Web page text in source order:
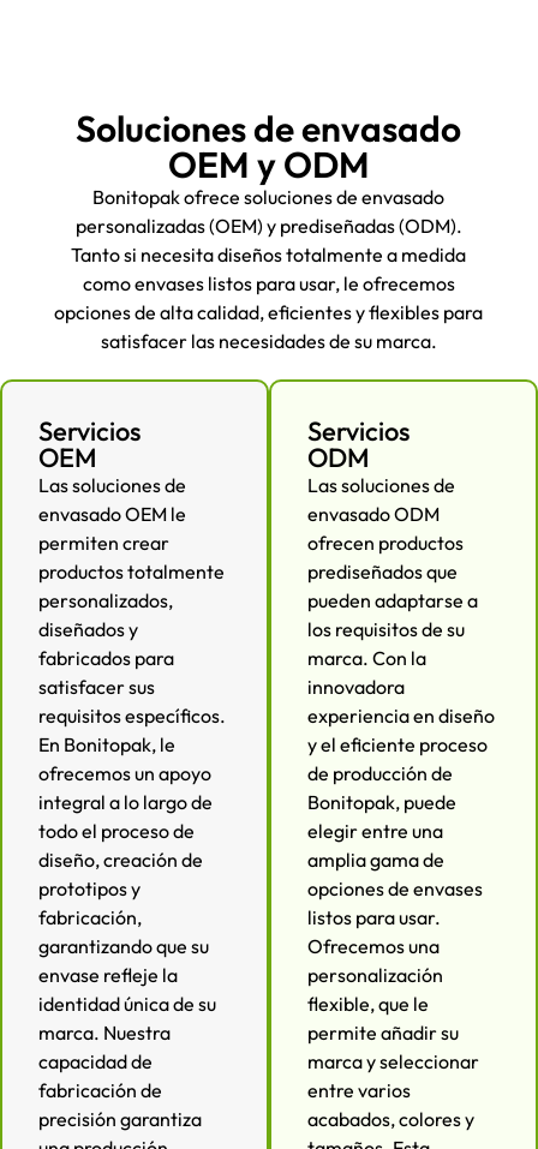
Soluciones de envasado
OEM y ODM
Bonitopak ofrece soluciones de envasado
personalizadas (OEM) y prediseñadas (ODM).
Tanto si necesita diseños totalmente a medida
como envases listos para usar, le ofrecemos
opciones de alta calidad, eficientes y flexibles para
satisfacer las necesidades de su marca.
Servicios
OEM
Las soluciones de
envasado OEM le
permiten crear
productos totalmente
personalizados,
diseñados y
fabricados para
satisfacer sus
requisitos específicos.
En Bonitopak, le
ofrecemos un apoyo
integral a lo largo de
todo el proceso de
diseño, creación de
prototipos y
fabricación,
garantizando que su
envase refleje la
identidad única de su
marca. Nuestra
capacidad de
fabricación de
precisión garantiza
Servicios
ODM
Las soluciones de
envasado ODM
ofrecen productos
prediseñados que
pueden adaptarse a
los requisitos de su
marca. Con la
innovadora
experiencia en diseño
y el eficiente proceso
de producción de
Bonitopak, puede
elegir entre una
amplia gama de
opciones de envases
listos para usar.
Ofrecemos una
personalización
flexible, que le
permite añadir su
marca y seleccionar
entre varios
acabados, colores y